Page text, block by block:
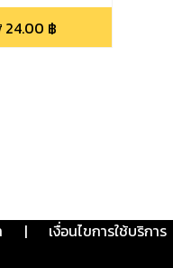
24.00 ฿
| เงื่อนไขการใช้บริการ